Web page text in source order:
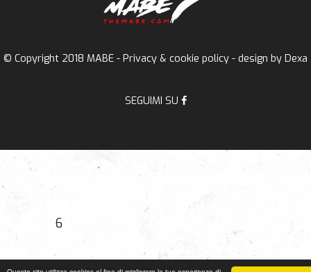
6
© Copyright 2018 MABE - Privacy & cookie policy - design by Dexa
SEGUIMI SU